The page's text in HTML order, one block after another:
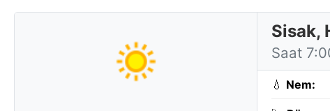
Sisak,
Saat
💧 Nem: